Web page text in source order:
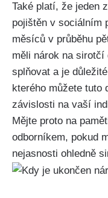
Také platí, že jeden
pojištěn v sociálním
měsíců v průběhu
měli nárok na
splňovat a je
kterého můžete tuto
závislosti na vaší
Mějte proto na
odborníkem, pokud
nejasnosti ohledně